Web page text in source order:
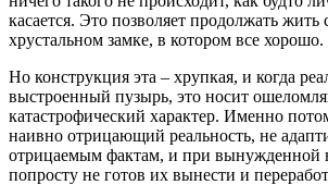
касается. Это позволяет продолжать
хрустальном замке, в котором все хорошо.
Но конструкция эта – хрупкая, и когда
выстроенный пузырь, это носит
катастрофический характер. Именно
наивно отрицающий реальность, не
отрицаемым фактам, и при вынужденной
попросту не готов их вынести и